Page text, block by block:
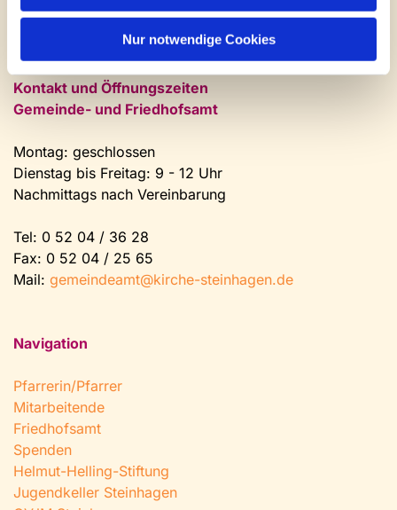
Nur notwendige Cookies
Mail:gemeindeamt@kirche-steinhagen.de
Newsletter abonnieren
Kontakt und Öffnungszeiten
Gemeinde- und Friedhofsamt
Montag: geschlossen
Dienstag bis Freitag: 9 - 12 Uhr
Nachmittags nach Vereinbarung
Tel: 0 52 04 / 36 28
Fax: 0 52 04 / 25 65
Mail: gemeindeamt@kirche-steinhagen.de
Navigation
Pfarrerin/Pfarrer
Mitarbeitende
Friedhofsamt
Spenden
Helmut-Helling-Stiftung
Jugendkeller Steinhagen